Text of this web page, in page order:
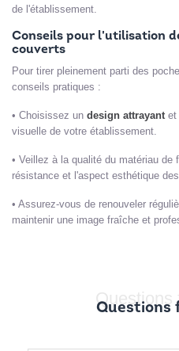
de l'établissement.
Conseils pour l'utilisation
couverts
Pour tirer pleinement parti des
conseils pratiques :
• Choisissez un design attrayant et
visuelle de votre établissement.
• Veillez à la qualité du matériau de
résistance et l'aspect esthétique
• Assurez-vous de renouveler
maintenir une image fraîche et
Questions
Questions